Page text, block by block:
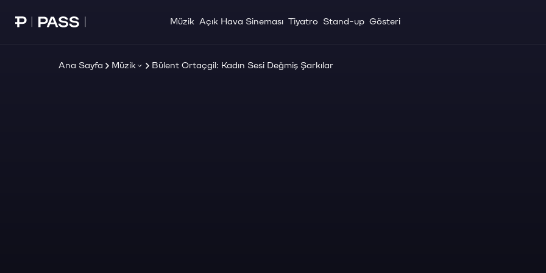
Paribu Pass Ana Sayfa Müzik Açık Hava Sineması Tiyatro Stand-up Gösteri
Ana Sayfa Müzik Bülent Ortaçgil: Kadın Sesi Değmiş Şarkılar